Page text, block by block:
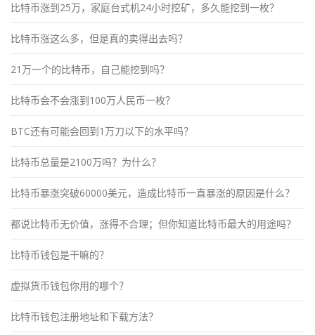
比特币涨到25万，家庭台式机24小时挖矿，多久能挖到一枚？
比特币涨这么多，但是真的卖得出去吗？
21万一个的比特币，自己能挖到吗？
比特币会不会涨到100万人民币一枚？
BTC还有可能会回到1万刀以下的水平吗？
比特币总量是2100万吗？为什么？
比特币暴涨突破60000美元，造成比特币一直暴涨的原因是什么？
都说比特币无价值，涨得不合理；但你知道比特币最大的用途吗？
比特币钱包是干嘛的？
虚拟货币钱包你用的哪个？
比特币钱包注册地址和下载方法？